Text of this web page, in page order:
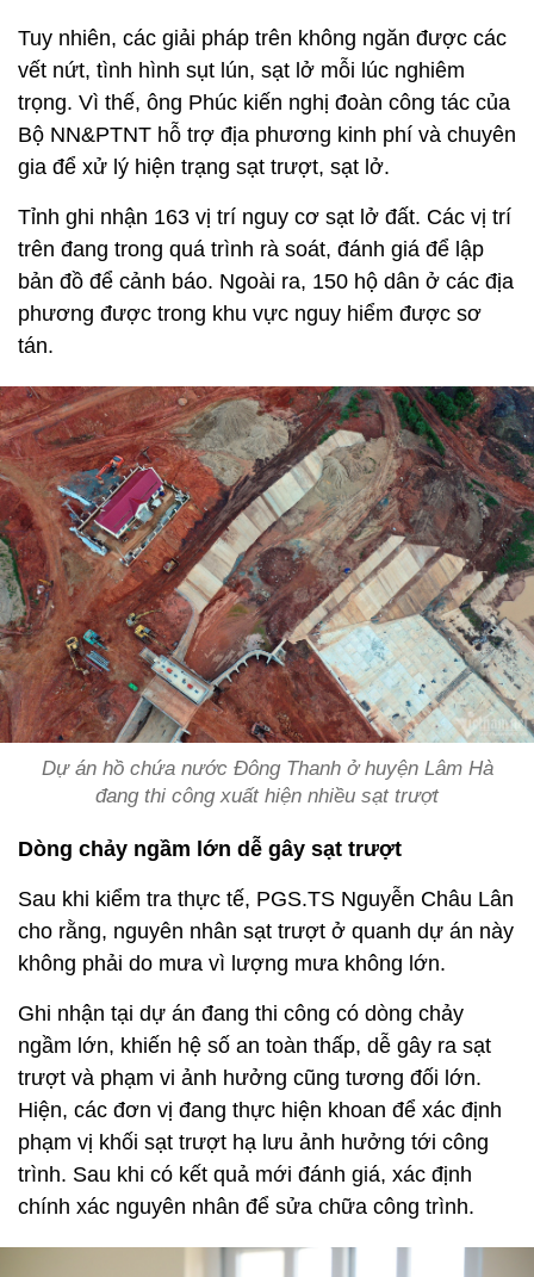
Tuy nhiên, các giải pháp trên không ngăn được các
vết nứt, tình hình sụt lún, sạt lở mỗi lúc nghiêm
trọng. Vì thế, ông Phúc kiến nghị đoàn công tác của
Bộ NN&PTNT hỗ trợ địa phương kinh phí và chuyên
gia để xử lý hiện trạng sạt trượt, sạt lở.
Tỉnh ghi nhận 163 vị trí nguy cơ sạt lở đất. Các vị trí
trên đang trong quá trình rà soát, đánh giá để lập
bản đồ để cảnh báo. Ngoài ra, 150 hộ dân ở các địa
phương được trong khu vực nguy hiểm được sơ
tán.
Dự án hồ chứa nước Đông Thanh ở huyện Lâm Hà
đang thi công xuất hiện nhiều sạt trượt
Dòng chảy ngầm lớn dễ gây sạt trượt
Sau khi kiểm tra thực tế, PGS.TS Nguyễn Châu Lân
cho rằng, nguyên nhân sạt trượt ở quanh dự án này
không phải do mưa vì lượng mưa không lớn.
Ghi nhận tại dự án đang thi công có dòng chảy
ngầm lớn, khiến hệ số an toàn thấp, dễ gây ra sạt
trượt và phạm vi ảnh hưởng cũng tương đối lớn.
Hiện, các đơn vị đang thực hiện khoan để xác định
phạm vị khối sạt trượt hạ lưu ảnh hưởng tới công
trình. Sau khi có kết quả mới đánh giá, xác định
chính xác nguyên nhân để sửa chữa công trình.